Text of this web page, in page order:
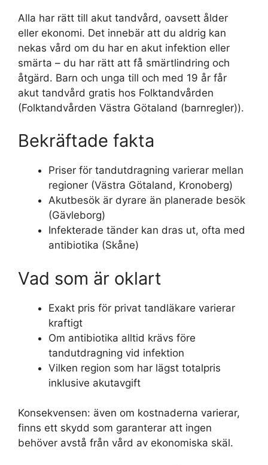
Alla har rätt till akut tandvård, oavsett ålder
eller ekonomi. Det innebär att du aldrig kan
nekas vård om du har en akut infektion eller
smärta – du har rätt att få smärtlindring och
åtgärd. Barn och unga till och med 19 år får
akut tandvård gratis hos Folktandvården
(Folktandvården Västra Götaland (barnregler)).
Bekräftade fakta
Priser för tandutdragning varierar mellan
regioner (Västra Götaland, Kronoberg)
Akutbesök är dyrare än planerade besök
(Gävleborg)
Infekterade tänder kan dras ut, ofta med
antibiotika (Skåne)
Vad som är oklart
Exakt pris för privat tandläkare varierar
kraftigt
Om antibiotika alltid krävs före
tandutdragning vid infektion
Vilken region som har lägst totalpris
inklusive akutavgift
Konsekvensen: även om kostnaderna varierar,
finns ett skydd som garanterar att ingen
behöver avstå från vård av ekonomiska skäl.